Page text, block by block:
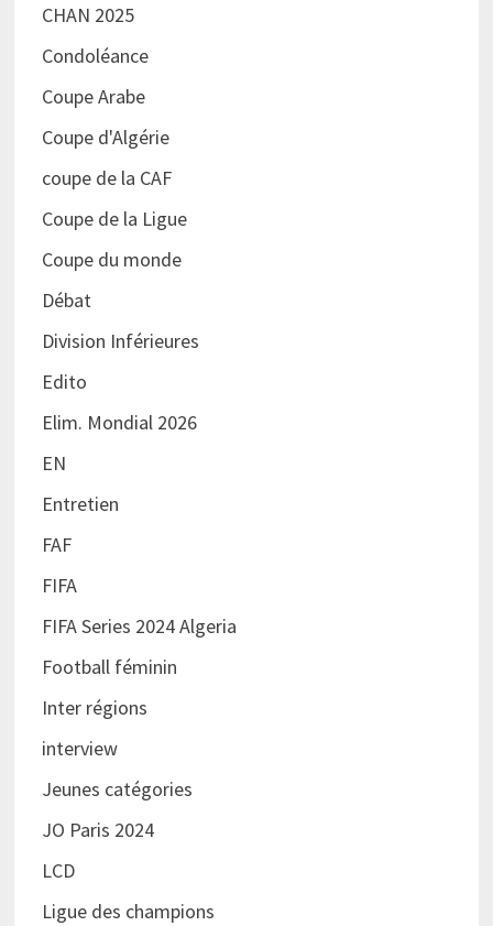
CHAN 2025
Condoléance
Coupe Arabe
Coupe d'Algérie
coupe de la CAF
Coupe de la Ligue
Coupe du monde
Débat
Division Inférieures
Edito
Elim. Mondial 2026
EN
Entretien
FAF
FIFA
FIFA Series 2024 Algeria
Football féminin
Inter régions
interview
Jeunes catégories
JO Paris 2024
LCD
Ligue des champions